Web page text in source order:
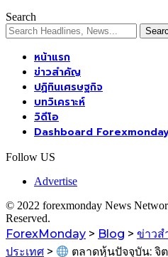
Search
หน้าแรก
ข่าวสำคัญ
ปฏิทินเศรษฐกิจ
บทวิเคราะห์
วิดีโอ
Dashboard
Follow US
Advertise
© 2022 forexmonday News
Reserved.
ForexMonday > Blog > ข่าว
ประเทศ > ตลาดหุ้นปัจจุบัน: จิ